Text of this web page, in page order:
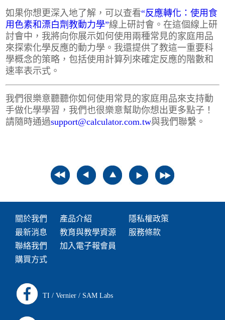
如果你想更深入地了解，可以查看“反應轉化：使用食
用色素和漂白劑教動力學”線上研討會。在這個線上研
討會中，我將向你展示如何使用兩種常見的家庭用品
來探索化學反應的動力學。我還提供了教這一重要科
學概念的策略，包括使用計算列來確定反應的階數和
速率表示式。
我們很樂意聽聽你如何使用常見的家庭用品來支持動
手做化學學習，我們也很樂意幫助你想出更多點子！
請隨時通過support@calculator.com.tw與我們聯繫。
關於我們
最新消息
聯絡我們
購買方式
產品介紹
教育與教學資源
加入電子報會員
隱私權政策
服務條款
TI / Vernier / SAM Labs